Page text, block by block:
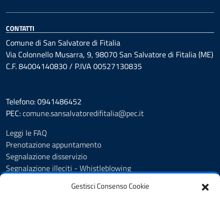
Gestisci Consenso Cookie
CONTATTI
Comune di San Salvatore di Fitalia
Via Colonnello Musarra, 9, 98070 San Salvatore di Fitalia (ME)
C.F. 84004140830 / P.IVA 00527130835
Telefono: 0941486452
PEC:comune.sansalvatoredifitalia@pec.it
Leggi le FAQ
Prenotazione appuntamento
Segnalazione disservizio
Segnalazione illeciti - Whistleblowing